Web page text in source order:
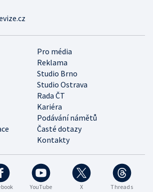
YouTube X Threads
Pro média
Reklama
Studio Brno
Studio Ostrava
Rada ČT
Kariéra
Podávání námětů
Časté dotazy
Kontakty